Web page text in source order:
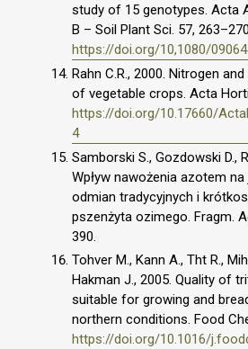
study of 15 genotypes. Acta
B – Soil Plant Sci. 57,
https://doi.org/10,1080/
Rahn C.R., 2000. Nitrogen
of vegetable crops. Acta
https://doi.org/10.17660/
4
Samborski S., Gozdowski D.,
Wpływ nawożenia azotem
odmian tradycyjnych i
pszenżyta ozimego. Fragm.
390.
Tohver M., Kann A., Tӓht R.,
Hakman J., 2005. Quality of
suitable for growing and
northern conditions. Food
https://doi.org/10.1016/